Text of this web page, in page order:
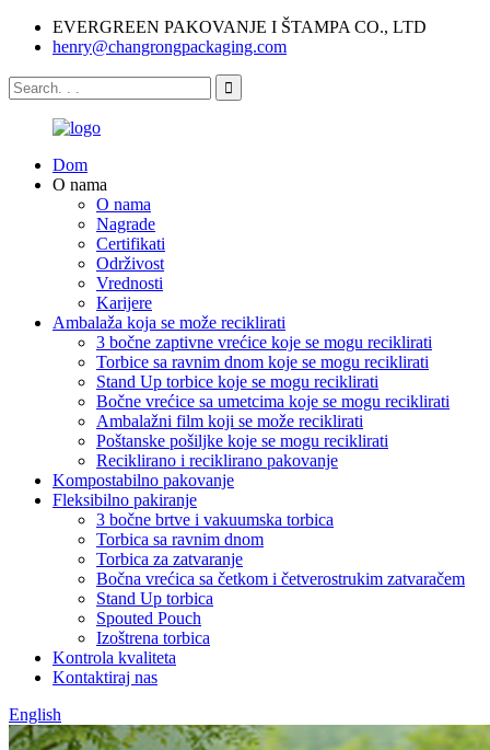
EVERGREEN PAKOVANJE I ŠTAMPA CO., LTD
henry@changrongpackaging.com
Dom
O nama
O nama
Nagrade
Certifikati
Održivost
Vrednosti
Karijere
Ambalaža koja se može reciklirati
3 bočne zaptivne vrećice koje se mogu reciklirati
Torbice sa ravnim dnom koje se mogu reciklirati
Stand Up torbice koje se mogu reciklirati
Bočne vrećice sa umetcima koje se mogu reciklirati
Ambalažni film koji se može reciklirati
Poštanske pošiljke koje se mogu reciklirati
Reciklirano i reciklirano pakovanje
Kompostabilno pakovanje
Fleksibilno pakiranje
3 bočne brtve i vakuumska torbica
Torbica sa ravnim dnom
Torbica za zatvaranje
Bočna vrećica sa četkom i četverostrukim zatvaračem
Stand Up torbica
Spouted Pouch
Izoštrena torbica
Kontrola kvaliteta
Kontaktiraj nas
English